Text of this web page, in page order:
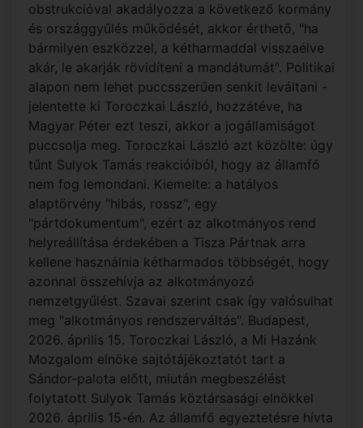
obstrukcióval akadályozza a következő kormány
és országgyűlés működését, akkor érthető, "ha
bármilyen eszközzel, a kétharmaddal visszaélve
akár, le akarják rövidíteni a mandátumát". Politikai
alapon nem lehet puccsszerűen senkit leváltani -
jelentette ki Toroczkai László, hozzátéve, ha
Magyar Péter ezt teszi, akkor a jogállamiságot
puccsolja meg. Toroczkai László azt közölte: úgy
tűnt Sulyok Tamás reakcióiból, hogy az államfő
nem fog lemondani. Kiemelte: a hatályos
alaptörvény "hibás, rossz", egy
"pártdokumentum", ezért az alkotmányos rend
helyreállítása érdekében a Tisza Pártnak arra
kellene használnia kétharmados többségét, hogy
azonnal összehívja az alkotmányozó
nemzetgyűlést. Szavai szerint csak így valósulhat
meg "alkotmányos rendszerváltás". Budapest,
2026. április 15. Toroczkai László, a Mi Hazánk
Mozgalom elnöke sajtótájékoztatót tart a
Sándor-palota előtt, miután megbeszélést
folytatott Sulyok Tamás köztársasági elnökkel
2026. április 15-én. Az államfő egyeztetésre hívta